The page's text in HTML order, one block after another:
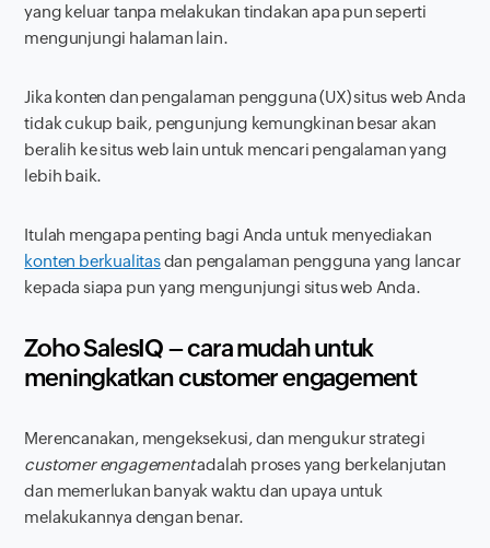
yang keluar tanpa melakukan tindakan apa pun seperti
mengunjungi halaman lain.
Jika konten dan pengalaman pengguna (UX) situs web Anda
tidak cukup baik, pengunjung kemungkinan besar akan
beralih ke situs web lain untuk mencari pengalaman yang
lebih baik.
Itulah mengapa penting bagi Anda untuk menyediakan
konten berkualitasdan pengalaman pengguna yang lancar
kepada siapa pun yang mengunjungi situs web Anda.
Zoho SalesIQ – cara mudah untuk
meningkatkancustomer engagement
Merencanakan, mengeksekusi, dan mengukur strategi
customer engagementadalah proses yang berkelanjutan
dan memerlukan banyak waktu dan upaya untuk
melakukannya dengan benar.